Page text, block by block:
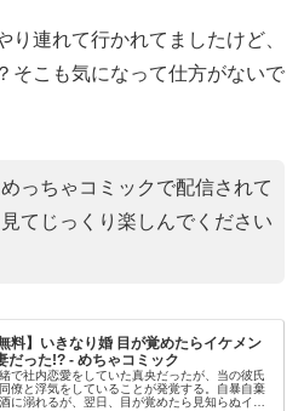
連れて行かれてましたけど、
そこも気になって仕方がないで
っちゃコミックで配信されて
てじっくり楽しんでください
料】いきなり婚 目が覚めたらイケメン
だった!? - めちゃコミック
で社内恋愛をしていた真央だったが、当の彼氏
僚と浮気をしていることが発覚する。自暴自棄
に溺れるが、翌日、目が覚めたら見知らぬイケ